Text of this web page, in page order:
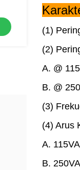
(1)
(2)
A. @
B. @
(3)
(4) Arus
A.
B.